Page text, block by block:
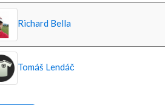
Richard Bella
Tomáš Lendáč